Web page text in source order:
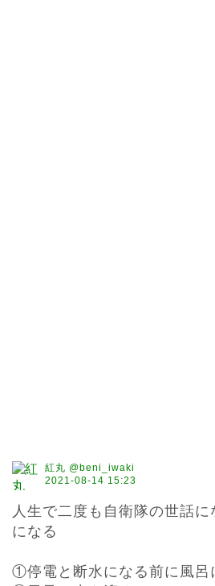
紅丸 @beni_iwaki
2021-08-14 15:23
人生で二度も自衛隊の世話
になる
①停電と断水になる前に風呂